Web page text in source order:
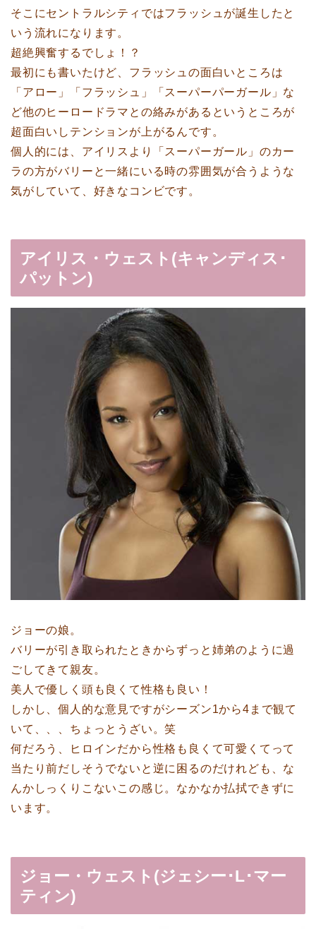
そこにセントラルシティではフラッシュが誕生したと
いう流れになります。
超絶興奮するでしょ！？
最初にも書いたけど、フラッシュの面白いところは
「アロー」「フラッシュ」「スーパーパーガール」な
ど他のヒーロードラマとの絡みがあるというところが
超面白いしテンションが上がるんです。
個人的には、アイリスより「スーパーガール」のカー
ラの方がバリーと一緒にいる時の雰囲気が合うような
気がしていて、好きなコンビです。
アイリス・ウェスト(キャンディス･
パットン)
ジョーの娘。
バリーが引き取られたときからずっと姉弟のように過
ごしてきて親友。
美人で優しく頭も良くて性格も良い！
しかし、個人的な意見ですがシーズン1から4まで観て
いて、、、ちょっとうざい。笑
何だろう、ヒロインだから性格も良くて可愛くてって
当たり前だしそうでないと逆に困るのだけれども、な
んかしっくりこないこの感じ。なかなか払拭できずに
います。
ジョー・ウェスト(ジェシー･L･マー
ティン)